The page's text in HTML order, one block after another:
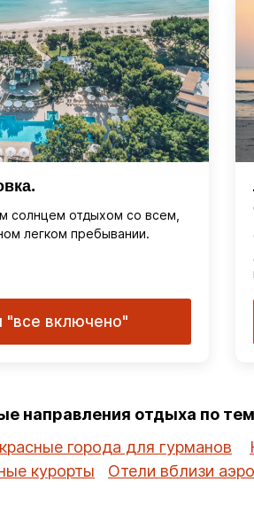
солнцем отдыхом со всем,
легком пребывании.
"все включено"
направления отдыха по
города для гурманов
курорты Отели вблизи